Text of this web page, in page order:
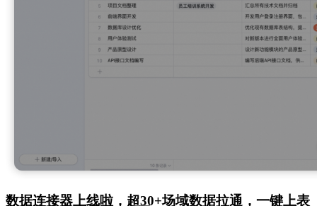
数据连接器上线啦，超30+场域数据拉通，一键上表